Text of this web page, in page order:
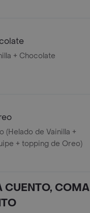
+ Chocolate
(Helado de Vainilla +
+ topping de Oreo)
CUENTO, COMA